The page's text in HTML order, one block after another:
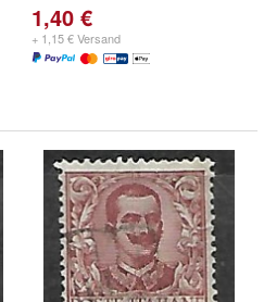
1,40 €
+ 1,15 € Versand